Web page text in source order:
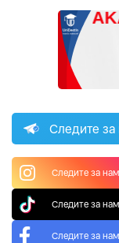
Следите за
Следите за
Следите за
Следите за